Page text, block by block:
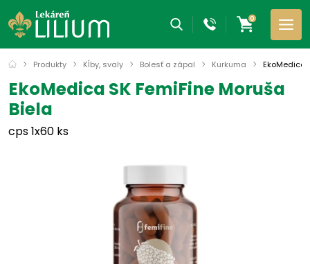
0
Produkty Kĺby, svaly Bolesť a zápal Kurkuma EkoMedica
EkoMedica SK FemiFine Moruša
Biela
cps 1x60 ks